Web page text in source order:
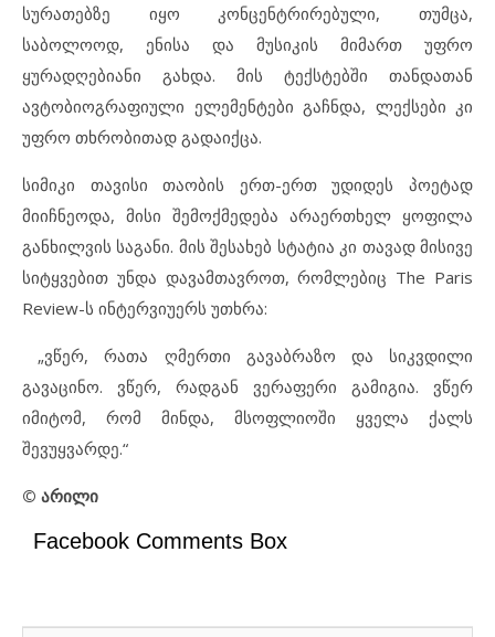
სურათებზე იყო კონცენტრირებული, თუმცა,
საბოლოოდ, ენისა და მუსიკის მიმართ უფრო
ყურადღებიანი გახდა. მის ტექსტებში თანდათან
ავტობიოგრაფიული ელემენტები გაჩნდა, ლექსები კი
უფრო თხრობითად გადაიქცა.
სიმიკი თავისი თაობის ერთ-ერთ უდიდეს პოეტად
მიიჩნეოდა, მისი შემოქმედება არაერთხელ ყოფილა
განხილვის საგანი. მის შესახებ სტატია კი თავად მისივე
სიტყვებით უნდა დავამთავროთ, რომლებიც The Paris
Review-ს ინტერვიუერს უთხრა:
„ვწერ, რათა ღმერთი გავაბრაზო და სიკვდილი
გავაცინო. ვწერ, რადგან ვერაფერი გამიგია. ვწერ
იმიტომ, რომ მინდა, მსოფლიოში ყველა ქალს
შევუყვარდე.“
© არილი
Facebook Comments Box